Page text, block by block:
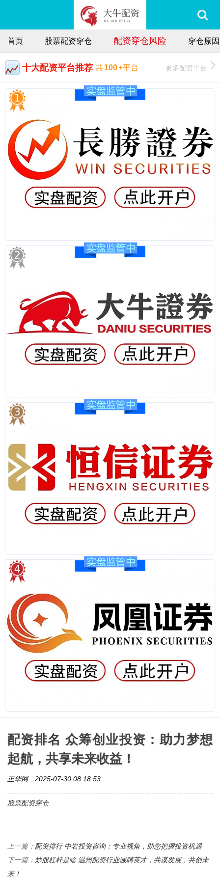
首页 股票配资穿仓 配资穿仓风险 穿仓原因
十大配资平台推荐 共100+平台 更多配资平台
配资排名 众筹创业投资：助力梦想
起航，共享未来收益！
正华网 2025-07-30 08:18:53
股票配资穿仓
上一篇： 配资排行 中岩投资咨询：专业视角，助您把握投资机遇
下一篇： 炒股杠杆是啥 温州配资行业诚聘英才，共谋发展，共创未
来！